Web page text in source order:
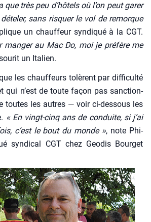
que très peu d’hô­tels où l’on peut garer
sans ris­quer le vol de remorque
un chauf­feur syn­di­qué à la CGT.
man­ger au Mac Do, moi je pré­fère me
un Ita­lien.
les chauf­feurs tolèrent par dif­fi­cul­té
qui n’est de toute façon pas sanc­tion­
toutes les autres — voir ci-des­sous les
« En vingt-cinq ans de conduite, si j’ai
c’est le bout du monde », note Phi­
syn­di­cal CGT chez Geo­dis Bour­get